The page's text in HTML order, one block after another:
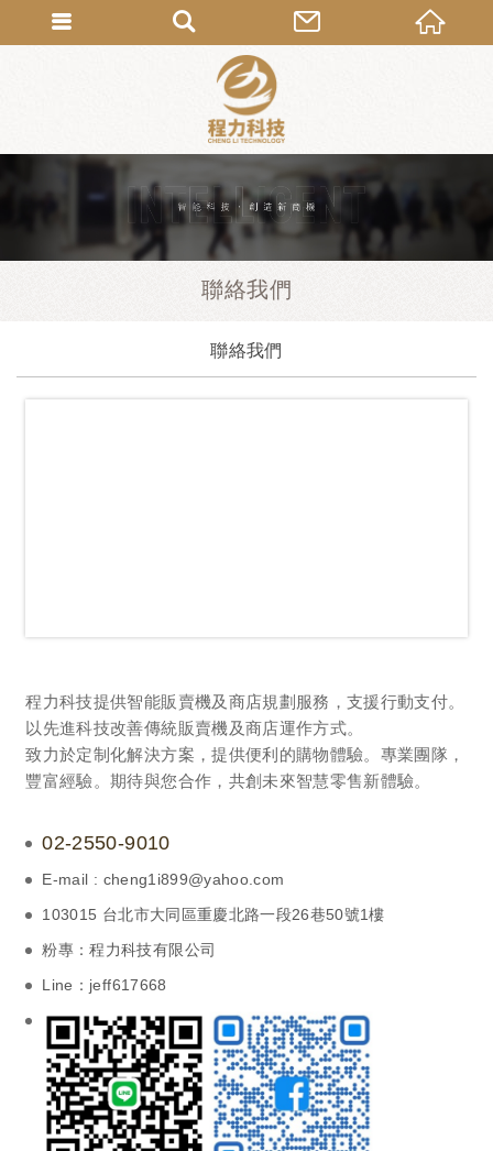
聯絡我們
聯絡我們
程力科技提供智能販賣機及商店規劃服務，支援行動支付。
以先進科技改善傳統販賣機及商店運作方式。
致力於定制化解決方案，提供便利的購物體驗。專業團隊，
豐富經驗。期待與您合作，共創未來智慧零售新體驗。
02-2550-9010
E-mail : cheng1i899@yahoo.com
103015 台北市大同區重慶北路一段26巷50號1樓
粉專：程力科技有限公司
Line：jeff617668